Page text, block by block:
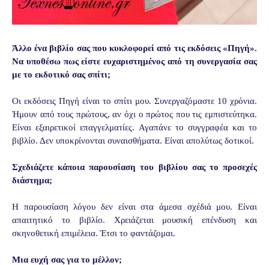
Άλλο ένα βιβλίο σας που κυκλοφορεί από τις εκδόσεις «Πηγή».
Να υποθέσω πως είστε ευχαριστημένος από τη συνεργασία σας
με το εκδοτικό σας σπίτι;
Οι εκδόσεις Πηγή είναι το σπίτι μου. Συνεργαζόμαστε 10 χρόνια.
Ήμουν από τους πρώτους, αν όχι ο πρώτος που τις εμπιστεύτηκα.
Είναι εξαιρετικοί επαγγελματίες. Αγαπάνε το συγγραφέα και το
βιβλίο. Δεν υποκρίνονται συναισθήματα. Είναι απολύτως δοτικοί.
Σχεδιάζετε κάποια παρουσίαση του βιβλίου σας το προσεχές
διάστημα;
Η παρουσίαση λόγου δεν είναι στα άμεσα σχέδιά μου. Είναι
απαιτητικό το βιβλίο. Χρειάζεται μουσική επένδυση και
σκηνοθετική επιμέλεια. Έτσι το φαντάζομαι.
Μια ευχή σας για το μέλλον;